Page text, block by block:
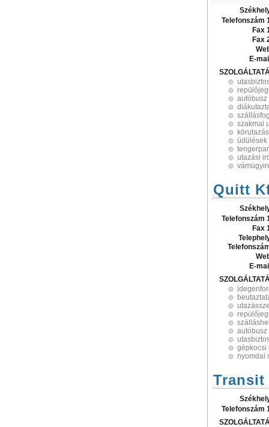
Telefonszám
Fax
Fax
E-
szakmai
üdülések
utazási
Quitt
Telefonszám
Fax
E-
gépkocsi
nyomdai
Transit
Telefonszám